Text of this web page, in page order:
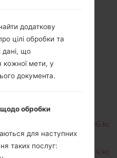
додаткову
цілі обробки та
дані, що
кожної мети, у
документа.
обробки
для наступних
таких послуг: